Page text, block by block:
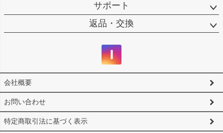
サポート
返品・交換
会社概要
お問い合わせ
特定商取引法に基づく表示